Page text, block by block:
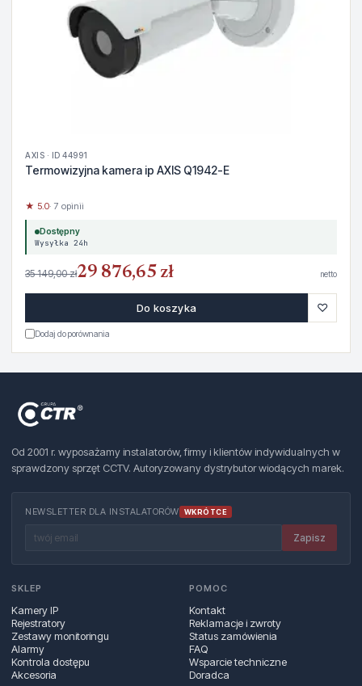
AXIS · ID 44991
Termowizyjna kamera ip AXIS Q1942-E
★ 5.0· 7 opinii
Dostępny
Wysyłka 24h
35 149,00 zł29 876,65 zł netto
Do koszyka ♡
Dodaj do porównania
Od 2001 r. wyposażamy instalatorów, firmy i klientów indywidualnych w
sprawdzony sprzęt CCTV. Autoryzowany dystrybutor wiodących marek.
NEWSLETTER DLA INSTALATORÓW WKRÓTCE
Zapisz
SKLEP
Kamery IP
Rejestratory
Zestawy monitoringu
Alarmy
Kontrola dostępu
Akcesoria
POMOC
Kontakt
Reklamacje i zwroty
Status zamówienia
FAQ
Wsparcie techniczne
Doradca